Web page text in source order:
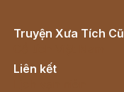
Truyện Xưa Tích Cũ
Liên kết